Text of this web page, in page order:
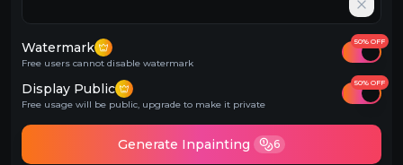
Watermark
Free users cannot disable watermark
50% OFF
Display Public
Free usage will be public, upgrade to make it private
50% OFF
Generate Inpainting 6